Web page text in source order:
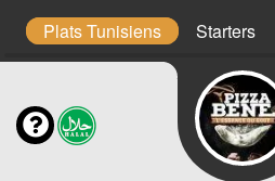
Plats Tunisiens Starters